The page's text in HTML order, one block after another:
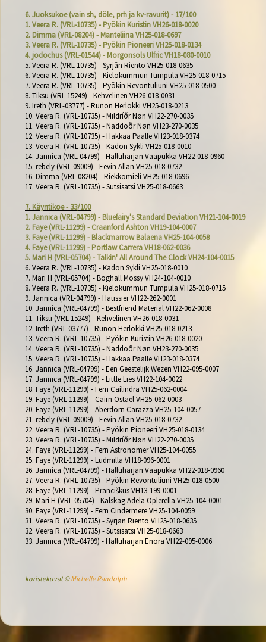
6. Juoksukoe (vain sh, döle, prh ja kv-ravurit) - 17/100
1. Veera R. (VRL-10735) - Pyökin Kuristin VH26-018-0020
2. Dimma (VRL-08204) - Manteliina VH25-018-0697
3. Veera R. (VRL-10735) - Pyökin Pioneeri VH25-018-0134
4. jodochus (VRL-01544) - Morgonsols Ulfric VH18-080-0010
5. Veera R. (VRL-10735) - Syrjän Riento VH25-018-0635
6. Veera R. (VRL-10735) - Kielokummun Tumpula VH25-018-0715
7. Veera R. (VRL-10735) - Pyökin Revontuliuni VH25-018-0500
8. Tiksu (VRL-15249) - Kehvelinen VH26-018-0031
9. Ireth (VRL-03777) - Runon Herlokki VH25-018-0213
10. Veera R. (VRL-10735) - Mildríðr Nøn VH22-270-0035
11. Veera R. (VRL-10735) - Naddoðr Nøn VH23-270-0035
12. Veera R. (VRL-10735) - Hakkaa Päälle VH23-018-0374
13. Veera R. (VRL-10735) - Kadon Sykli VH25-018-0010
14. Jannica (VRL-04799) - Halluharjan Vaapukka VH22-018-0960
15. rebely (VRL-09009) - Eevin Allan VH25-018-0732
16. Dimma (VRL-08204) - Riekkomieli VH25-018-0696
17. Veera R. (VRL-10735) - Sutsisatsi VH25-018-0663
7. Käyntikoe - 33/100
1. Jannica (VRL-04799) - Bluefairy's Standard Deviation VH21-104-0019
2. Faye (VRL-11299) - Craanford Ashton VH19-104-0007
3. Faye (VRL-11299) - Blackmarrow Balaena VH25-104-0058
4. Faye (VRL-11299) - Portlaw Carrera VH18-062-0036
5. Mari H (VRL-05704) - Talkin' All Around The Clock VH24-104-0015
6. Veera R. (VRL-10735) - Kadon Sykli VH25-018-0010
7. Mari H (VRL-05704) - Boghall Mossy VH24-104-0010
8. Veera R. (VRL-10735) - Kielokummun Tumpula VH25-018-0715
9. Jannica (VRL-04799) - Haussier VH22-262-0001
10. Jannica (VRL-04799) - Bestfriend Material VH22-062-0008
11. Tiksu (VRL-15249) - Kehvelinen VH26-018-0031
12. Ireth (VRL-03777) - Runon Herlokki VH25-018-0213
13. Veera R. (VRL-10735) - Pyökin Kuristin VH26-018-0020
14. Veera R. (VRL-10735) - Naddoðr Nøn VH23-270-0035
15. Veera R. (VRL-10735) - Hakkaa Päälle VH23-018-0374
16. Jannica (VRL-04799) - Een Geestelijk Wezen VH22-095-0007
17. Jannica (VRL-04799) - Little Lies VH22-104-0022
18. Faye (VRL-11299) - Fern Cailindra VH25-062-0004
19. Faye (VRL-11299) - Cairn Ostael VH25-062-0003
20. Faye (VRL-11299) - Aberdorn Carazza VH25-104-0057
21. rebely (VRL-09009) - Eevin Allan VH25-018-0732
22. Veera R. (VRL-10735) - Pyökin Pioneeri VH25-018-0134
23. Veera R. (VRL-10735) - Mildríðr Nøn VH22-270-0035
24. Faye (VRL-11299) - Fern Astronomer VH25-104-0055
25. Faye (VRL-11299) - Ludmilla VH18-096-0001
26. Jannica (VRL-04799) - Halluharjan Vaapukka VH22-018-0960
27. Veera R. (VRL-10735) - Pyökin Revontuliuni VH25-018-0500
28. Faye (VRL-11299) - Pranciškus VH13-199-0001
29. Mari H (VRL-05704) - Kalskag Adela Oplerella VH25-104-0001
30. Faye (VRL-11299) - Fern Cindermere VH25-104-0059
31. Veera R. (VRL-10735) - Syrjän Riento VH25-018-0635
32. Veera R. (VRL-10735) - Sutsisatsi VH25-018-0663
koristekuvat ©Michelle Randolph